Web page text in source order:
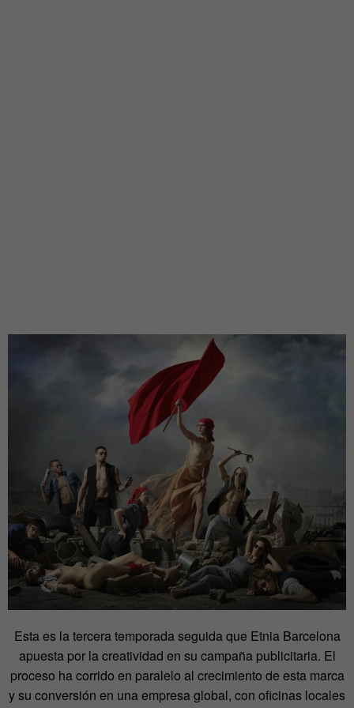
Esta es la tercera temporada seguida que Etnia Barcelona
apuesta por la creatividad en su campaña publicitaria. El
proceso ha corrido en paralelo al crecimiento de esta marca
y su conversión en una empresa global, con oficinas locales